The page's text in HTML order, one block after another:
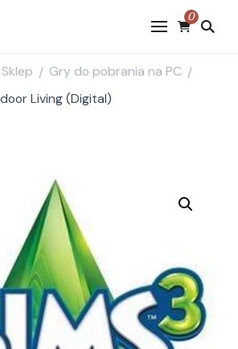
0
Sklep / Gry do pobrania na PC /
Living (Digital)